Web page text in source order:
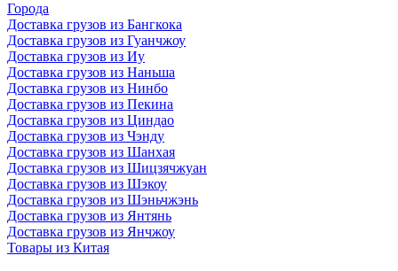
Города
Доставка грузов из Бангкока
Доставка грузов из Гуанчжоу
Доставка грузов из Иу
Доставка грузов из Наньша
Доставка грузов из Нинбо
Доставка грузов из Пекина
Доставка грузов из Циндао
Доставка грузов из Чэнду
Доставка грузов из Шанхая
Доставка грузов из Шицзячжуан
Доставка грузов из Шэкоу
Доставка грузов из Шэньчжэнь
Доставка грузов из Янтянь
Доставка грузов из Янчжоу
Товары из Китая